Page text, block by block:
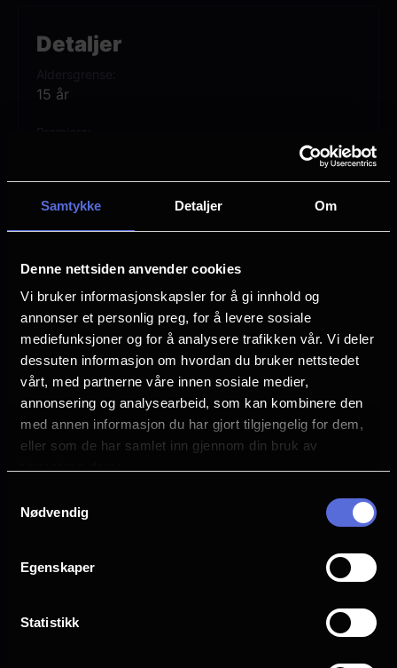
Samtykke Detaljer Om
Denne nettsiden anvender cookies
Vi bruker informasjonskapsler for å gi innhold og
annonser et personlig preg, for å levere sosiale
mediefunksjoner og for å analysere trafikken vår. Vi deler
dessuten informasjon om hvordan du bruker nettstedet
vårt, med partnerne våre innen sosiale medier,
annonsering og analysearbeid, som kan kombinere den
med annen informasjon du har gjort tilgjengelig for dem,
eller som de har samlet inn gjennom din bruk av
Nødvendig
Egenskaper
Statistikk
Detaljer
15 år
1 time 49 min
Curry Barker
Vurdering: (501 stemmer 86.12%)
Rollebesetning
Inde Navarrette
Andy Richter
Megan Lawless
Cooper Tomlinson
Michael Johnston
Språk
Sjanger
Distributør
Se mer
om før han igangsatte forholdet.
Obsession er Barkers spillefilmdebut, etter
på YouTube. Den hadde verdenspremiere
under Toronto International Film Festival i
2025, ble senere vist på Fantastic Fest,
vant publikumsprisen på Sitges Film
Southwest.